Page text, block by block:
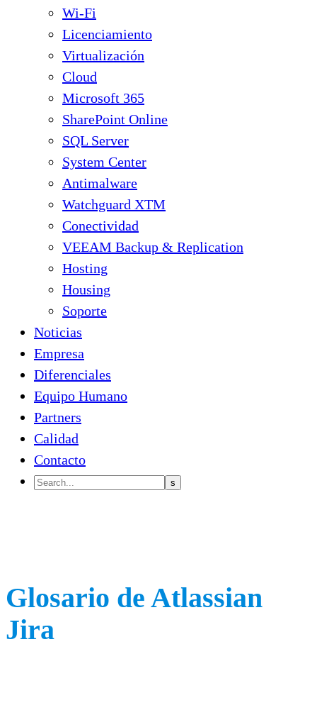
Wi-Fi
Licenciamiento
Virtualización
Cloud
Microsoft 365
SharePoint Online
SQL Server
System Center
Antimalware
Watchguard XTM
Conectividad
VEEAM Backup & Replication
Hosting
Housing
Soporte
Noticias
Empresa
Diferenciales
Equipo Humano
Partners
Calidad
Contacto
Glosario de Atlassian
Jira